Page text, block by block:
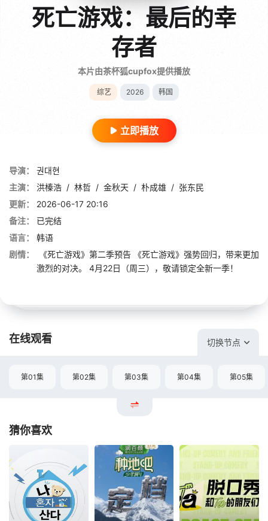
死亡游戏：最后的幸
存者
本片由茶杯狐cupfox提供播放
综艺 2026 韩国
立即播放
导演：
권대현
主演：
洪榛浩 / 林哲 / 金秋天 / 朴成雄 / 张东民
更新：
2026-06-17 20:16
备注：
已完结
语言：
韩语
剧情：
《死亡游戏》第二季预告 《死亡游戏》强势回归，带来更加
激烈的对决。 4月22日（周三），敬请锁定全新一季！
在线观看 切换节点
第01集 第02集 第03集 第04集 第05集
猜你喜欢